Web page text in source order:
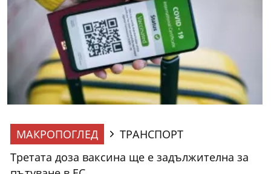
МАКРОПОГЛЕД
ТРАНСПОРТ
Третата доза ваксина ще е задължителна за